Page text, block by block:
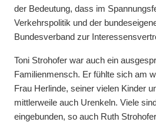
der Bedeutung, dass im
Verkehrspolitik und der
Bundesverband zur
Toni Strohofer war auch ein
Familienmensch. Er fühlte sich am
Frau Herlinde, seiner vielen Kinder
mittlerweile auch Urenkeln. Viele
eingebunden, so auch Ruth